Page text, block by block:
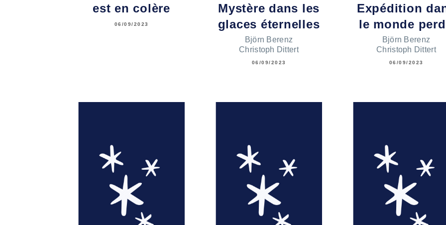
est en colère
06/09/2023
Mystère dans les
glaces éternelles
Björn Berenz
Christoph Dittert
06/09/2023
Expédition
le monde
Björn Berenz
Christoph Dittert
06/09/2023